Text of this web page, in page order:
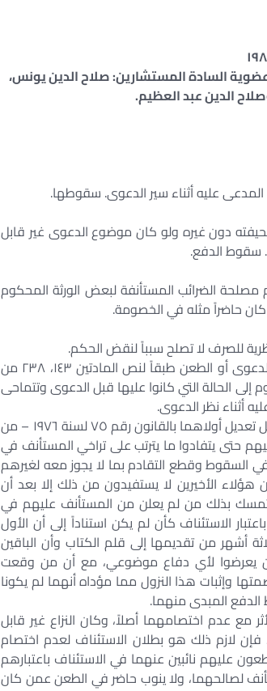
السادة المستشارين: صلاح الدين يونس،
الدين عبد العظيم.
عليه أثناء سير الدعوى. سقوطها.
دون غيره ولو كان موضوع الدعوى غير قابل
سقوط الدفع.
مصلحة الضرائب المستأنفة لبعض الورثة المحكوم
كان حاضراً مثله في الخصومة.
للصرف لا تصلح سبباً لنقض الحكم.
١ – ترك الخصومة يترتب عليه إلغاء جميع إجراءاتها بما في ذلك صحيفة الدعوى أو الطعن طبقاً لنص المادتين ١٤٣، ٢٣٨ من
إلى الحالة التي كانوا عليها قبل الدعوى وتتماحى
أثناء نظر الدعوى.
٢ – الجزاء المنصوص عليه في المادتين ٧٠، ٢٤٠ من قانون المرافعات – قبل تعديل أولاهما بالقانون رقم ٧٥ لسنة ١٩٧٦ – من
حتى يتفادوا ما يترتب على تراخي المستأنف في
في السقوط وقطع التقادم بما لا يجوز معه لغيرهم
الأخيرين لا يستفيدون من ذلك إلا بعد أن
بذلك من لم يعلن من المستأنف عليهم في
الاستئناف كأن لم يكن استناداً إلى أن الأول
أشهر من تقديمها إلى قلم الكتاب وأن الباقين
يعرضوا لأي دفاع موضوعي، مع أن من وقعت
وإثبات هذا النزول مما مؤداه أنهما لم يكونا
المبدى منهما.
مع عدم اختصامهما أصلاً، وكان النزاع غير قابل
فإن لازم ذلك هو بطلان الاستئناف لعدم اختصام
عليهم نائبين عنهما في الاستئناف باعتبارهم
لصالحهما، ولا ينوب حاضر في الطعن عمن كان